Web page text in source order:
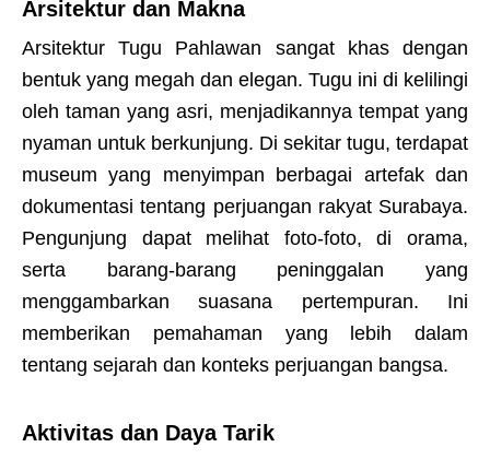
Arsitektur dan Makna
Arsitektur Tugu Pahlawan sangat khas dengan
bentuk yang megah dan elegan. Tugu ini di kelilingi
oleh taman yang asri, menjadikannya tempat yang
nyaman untuk berkunjung. Di sekitar tugu, terdapat
museum yang menyimpan berbagai artefak dan
dokumentasi tentang perjuangan rakyat Surabaya.
Pengunjung dapat melihat foto-foto, di orama,
serta barang-barang peninggalan yang
menggambarkan suasana pertempuran. Ini
memberikan pemahaman yang lebih dalam
tentang sejarah dan konteks perjuangan bangsa.
Aktivitas dan Daya Tarik